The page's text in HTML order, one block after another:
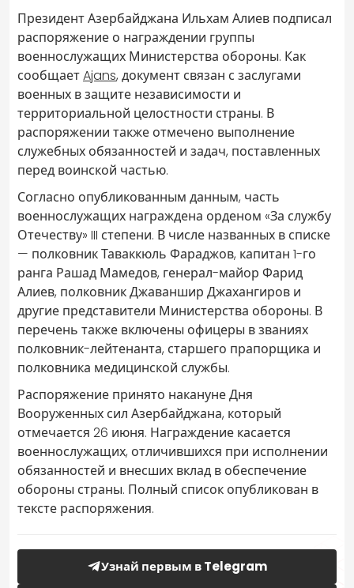
Президент Азербайджана Ильхам Алиев подписал
распоряжение о награждении группы
военнослужащих Министерства обороны. Как
сообщаетAjans, документ связан с заслугами
военных в защите независимости и
территориальной целостности страны. В
распоряжении также отмечено выполнение
служебных обязанностей и задач, поставленных
перед воинской частью.
Согласно опубликованным данным, часть
военнослужащих награждена орденом «За службу
Отечеству» III степени. В числе названных в списке
— полковник Таваккюль Фараджов, капитан 1-го
ранга Рашад Мамедов, генерал-майор Фарид
Алиев, полковник Джаваншир Джахангиров и
другие представители Министерства обороны. В
перечень также включены офицеры в званиях
полковник-лейтенанта, старшего прапорщика и
полковника медицинской службы.
Распоряжение принято накануне Дня
Вооруженных сил Азербайджана, который
отмечается 26 июня. Награждение касается
военнослужащих, отличившихся при исполнении
обязанностей и внесших вклад в обеспечение
обороны страны. Полный список опубликован в
тексте распоряжения.
Узнай первым в Telegram